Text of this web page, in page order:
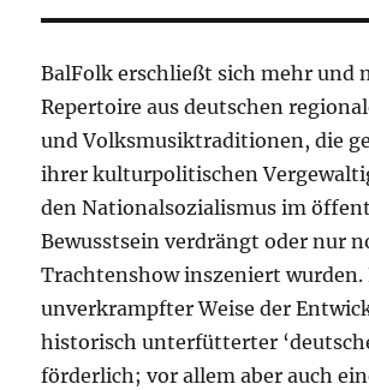
BalFolk erschließt sich mehr und
Repertoire aus deutschen
und Volksmusiktraditionen, die
ihrer kulturpolitischen
den Nationalsozialismus im
Bewusstsein verdrängt oder nur
Trachtenshow inszeniert
unverkrampfter Weise der
historisch unterfütterter
förderlich; vor allem aber auch